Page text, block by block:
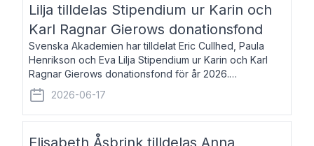
Lilja tilldelas Stipendium ur Karin och
Karl Ragnar Gierows donationsfond
Svenska Akademien har tilldelat Eric Cullhed, Paula
Henrikson och Eva Lilja Stipendium ur Karin och Karl
Ragnar Gierows donationsfond för år 2026.
Stipendiebeloppet är på 70 000 kronor vardera. Eric
Cullhed, född 1985, är professor i grekis
2026-06-17